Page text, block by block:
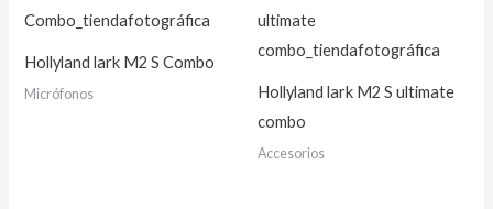
Hollyland lark M2 S Combo
Micrófonos
Hollyland lark M2 S ultimate
combo
Accesorios